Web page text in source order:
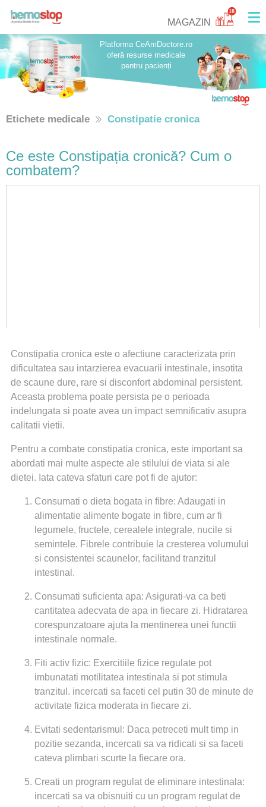
MAGAZIN
18
Platforma CeAmDoctore.ro
oferă resurse medicale
pentru pacienți
Etichete medicale Constipatie cronica
Ce este Constipația cronică? Cum o
combatem?
Constipatia cronica este o afectiune caracterizata prin
dificultatea sau intarzierea evacuarii intestinale, insotita
de scaune dure, rare si disconfort abdominal persistent.
Aceasta problema poate persista pe o perioada
indelungata si poate avea un impact semnificativ asupra
calitatii vietii.
Pentru a combate constipatia cronica, este important sa
abordati mai multe aspecte ale stilului de viata si ale
dietei. Iata cateva sfaturi care pot fi de ajutor:
Consumati o dieta bogata in fibre: Adaugati in
alimentatie alimente bogate in fibre, cum ar fi
legumele, fructele, cerealele integrale, nucile si
semintele. Fibrele contribuie la cresterea volumului
si consistentei scaunelor, facilitand tranzitul
intestinal.
Consumati suficienta apa: Asigurati-va ca beti
cantitatea adecvata de apa in fiecare zi. Hidratarea
corespunzatoare ajuta la mentinerea unei functii
intestinale normale.
Fiti activ fizic: Exercitiile fizice regulate pot
imbunatati motilitatea intestinala si pot stimula
tranzitul. incercati sa faceti cel putin 30 de minute de
activitate fizica moderata in fiecare zi.
Evitati sedentarismul: Daca petreceti mult timp in
pozitie sezanda, incercati sa va ridicati si sa faceti
cateva plimbari scurte la fiecare ora.
Creati un program regulat de eliminare intestinala:
incercati sa va obisnuiti cu un program regulat de